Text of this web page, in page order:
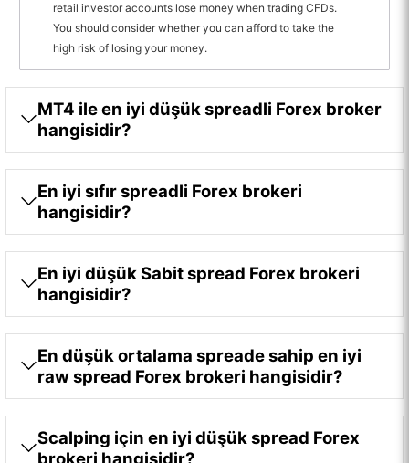
retail investor accounts lose money when trading CFDs.
You should consider whether you can afford to take the
high risk of losing your money.
MT4 ile en iyi düşük spreadli Forex broker
hangisidir?
En iyi sıfır spreadli Forex brokeri
hangisidir?
En iyi düşük Sabit spread Forex brokeri
hangisidir?
En düşük ortalama spreade sahip en iyi
raw spread Forex brokeri hangisidir?
Scalping için en iyi düşük spread Forex
brokeri hangisidir?